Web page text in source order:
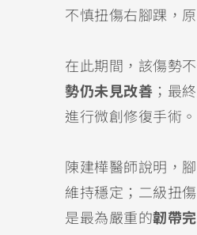
不慎扭傷右腳踝，
在此期間，該傷勢
勢仍未見改善 ；最
進行微創修復手術。
陳建樺醫師說明，
維持穩定；二級扭
是最為嚴重的韌帶